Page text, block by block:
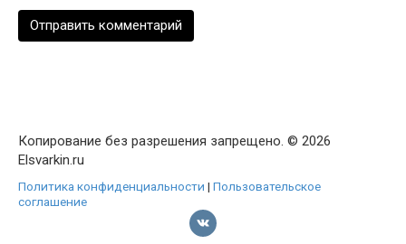
Копирование без разрешения запрещено. © 2026
Elsvarkin.ru
Политика конфиденциальности | Пользовательское
соглашение